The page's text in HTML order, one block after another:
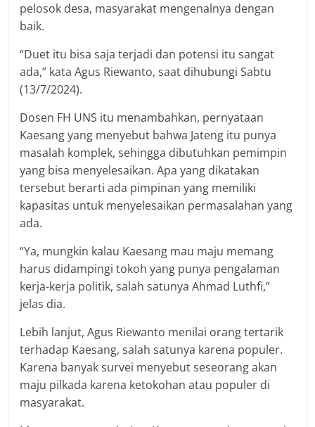
pelosok desa, masyarakat mengenalnya dengan
baik.
“Duet itu bisa saja terjadi dan potensi itu sangat
ada,” kata Agus Riewanto, saat dihubungi Sabtu
(13/7/2024).
Dosen FH UNS itu menambahkan, pernyataan
Kaesang yang menyebut bahwa Jateng itu punya
masalah komplek, sehingga dibutuhkan pemimpin
yang bisa menyelesaikan. Apa yang dikatakan
tersebut berarti ada pimpinan yang memiliki
kapasitas untuk menyelesaikan permasalahan yang
ada.
“Ya, mungkin kalau Kaesang mau maju memang
harus didampingi tokoh yang punya pengalaman
kerja-kerja politik, salah satunya Ahmad Luthfi,”
jelas dia.
Lebih lanjut, Agus Riewanto menilai orang tertarik
terhadap Kaesang, salah satunya karena populer.
Karena banyak survei menyebut seseorang akan
maju pilkada karena ketokohan atau populer di
masyarakat.